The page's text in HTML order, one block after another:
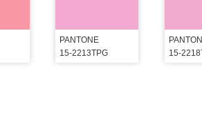
PANTONE
15-2213TPG
15-